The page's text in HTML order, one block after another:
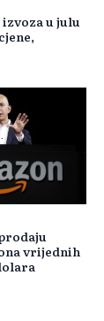
u julu
vrijednih